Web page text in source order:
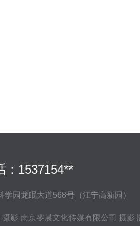
：1537154**
园龙眠大道568号（江宁高新园）
摄影 南京零晨文化传媒有限公司 摄影